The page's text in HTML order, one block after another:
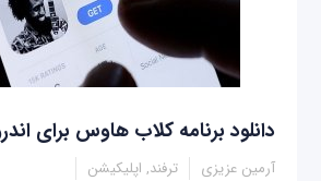
دانلود برنامه کلاب هاوس برای
آرمین عزیزی ترفند, اپلیکیشن